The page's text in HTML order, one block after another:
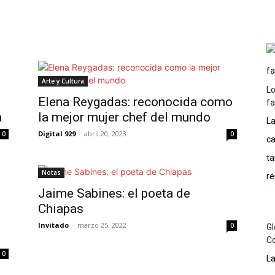
0
Arte y Cultura
Elena Reygadas: reconocida como
la mejor mujer chef del mundo
Digital 929 - abril 20, 2023 0
0
Notas
Jaime Sabines: el poeta de
Chiapas
Invitado - marzo 25, 2022 0